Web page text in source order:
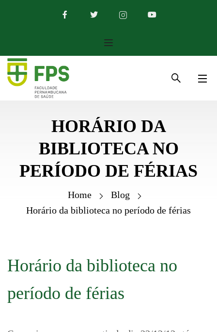
HORÁRIO DA
BIBLIOTECA NO
PERÍODO DE FÉRIAS
Home
Blog
Horário da biblioteca no período de férias
Horário da biblioteca no
período de férias